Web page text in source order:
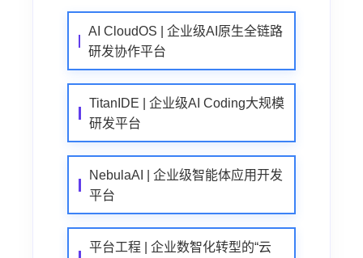
AI CloudOS | 企业级AI原生全链路
研发协作平台
TitanIDE | 企业级AI Coding大规模
研发平台
NebulaAI | 企业级智能体应用开发
平台
平台工程 | 企业数智化转型的“云